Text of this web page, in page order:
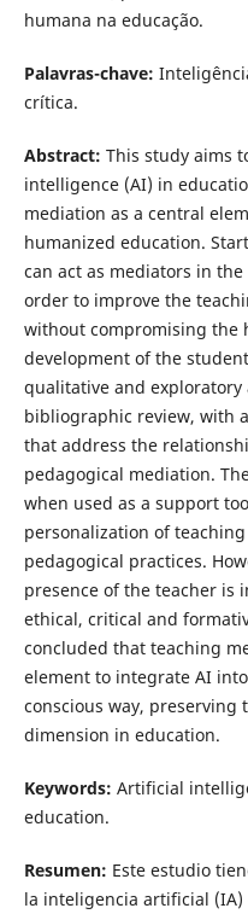
humana na educação.
Palavras-chave:
crítica.
Abstract: This study aims
intelligence (AI) in
mediation as a central
humanized education.
can act as mediators in
order to improve the
without compromising the
development of the
qualitative and
bibliographic review, with
that address the
pedagogical mediation.
when used as a support
personalization of
pedagogical practices.
presence of the teacher is
ethical, critical and
concluded that teaching
element to integrate AI
conscious way,
dimension in education.
Keywords: Artificial
education.
Resumen: Este estudio
la inteligencia artificial